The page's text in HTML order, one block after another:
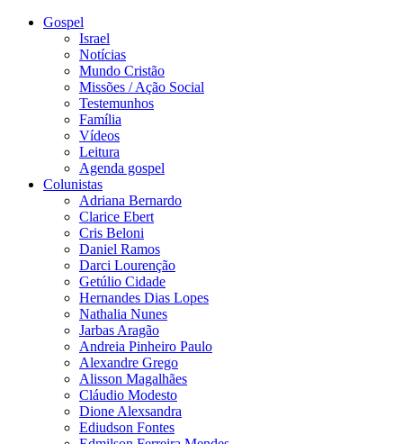
Gospel
Israel
Notícias
Mundo Cristão
Missões / Ação Social
Testemunhos
Família
Vídeos
Leitura
Agenda gospel
Colunistas
Adriana Bernardo
Clarice Ebert
Cris Beloni
Daniel Ramos
Darci Lourenção
Getúlio Cidade
Hernandes Dias Lopes
Nathalia Nunes
Jarbas Aragão
Andreia Pinheiro Paulo
Alexandre Grego
Alisson Magalhães
Cláudio Modesto
Dione Alexsandra
Ediudson Fontes